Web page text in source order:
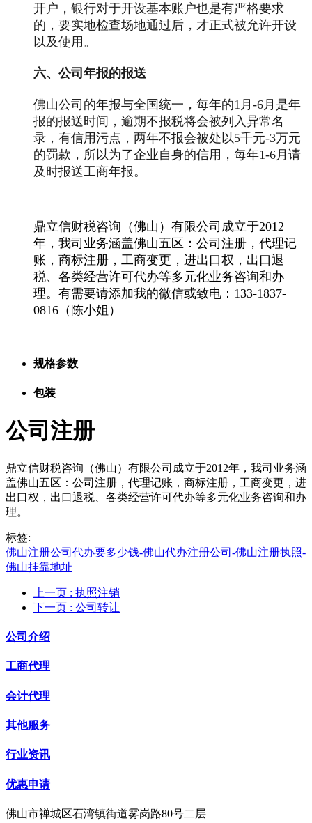
开户，银行对于开设基本账户也是有严格要求
的，要实地检查场地通过后，才正式被允许开设
以及使用。
六、公司年报的报送
佛山公司的年报与全国统一，每年的1月-6月是年
报的报送时间，逾期不报税将会被列入异常名
录，有信用污点，两年不报会被处以5千元-3万元
的罚款，所以为了企业自身的信用，每年1-6月请
及时报送工商年报。
鼎立信财税咨询（佛山）有限公司成立于2012
年，我司业务涵盖佛山五区：公司注册，代理记
账，商标注册，工商变更，进出口权，出口退
税、各类经营许可代办等多元化业务咨询和办
理。有需要请添加我的微信或致电：133-1837-
0816（陈小姐）
规格参数
包装
公司注册
鼎立信财税咨询（佛山）有限公司成立于2012年，我司业务涵
盖佛山五区：公司注册，代理记账，商标注册，工商变更，进
出口权，出口退税、各类经营许可代办等多元化业务咨询和办
理。
标签:
佛山注册公司代办要多少钱-佛山代办注册公司-佛山注册执照-
佛山挂靠地址
上一页 : 执照注销
下一页 : 公司转让
公司介绍
工商代理
会计代理
其他服务
行业资讯
优惠申请
佛山市禅城区石湾镇街道雾岗路80号二层